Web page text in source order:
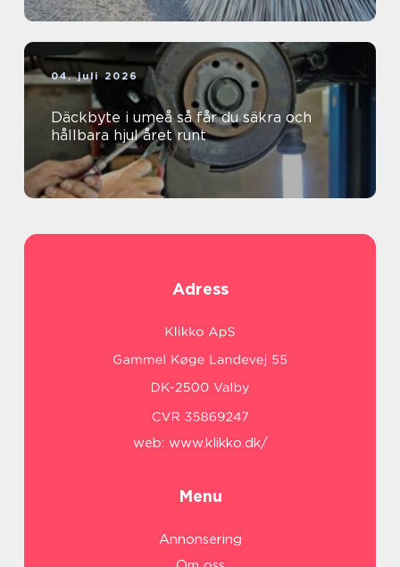
04. juli 2026
Däckbyte i umeå så får du säkra och
hållbara hjul året runt
Adress
web: www.klikko.dk/
Menu
Annonsering